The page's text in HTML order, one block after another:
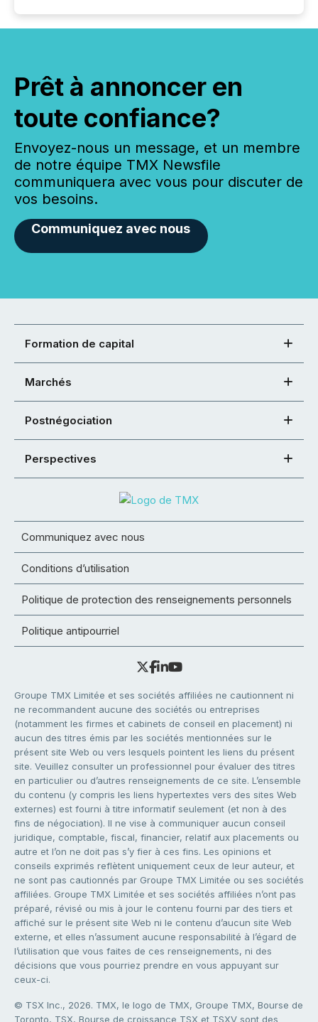
Prêt à annoncer en
toute confiance?
Envoyez-nous un message, et un membre
de notre équipe TMX Newsfile
communiquera avec vous pour discuter de
vos besoins.
Communiquez avec nous
Formation de capital
Marchés
Postnégociation
Perspectives
Communiquez avec nous
Conditions d’utilisation
Politique de protection des renseignements personnels
Politique antipourriel
Groupe TMX Limitée et ses sociétés affiliées ne cautionnent ni
ne recommandent aucune des sociétés ou entreprises
(notamment les firmes et cabinets de conseil en placement) ni
aucun des titres émis par les sociétés mentionnées sur le
présent site Web ou vers lesquels pointent les liens du présent
site. Veuillez consulter un professionnel pour évaluer des titres
en particulier ou d’autres renseignements de ce site. L’ensemble
du contenu (y compris les liens hypertextes vers des sites Web
externes) est fourni à titre informatif seulement (et non à des
fins de négociation). Il ne vise à communiquer aucun conseil
juridique, comptable, fiscal, financier, relatif aux placements ou
autre et l’on ne doit pas s’y fier à ces fins. Les opinions et
conseils exprimés reflètent uniquement ceux de leur auteur, et
ne sont pas cautionnés par Groupe TMX Limitée ou ses sociétés
affiliées. Groupe TMX Limitée et ses sociétés affiliées n’ont pas
préparé, révisé ou mis à jour le contenu fourni par des tiers et
affiché sur le présent site Web ni le contenu d’aucun site Web
externe, et elles n’assument aucune responsabilité à l’égard de
l’utilisation que vous faites de ces renseignements, ni des
décisions que vous pourriez prendre en vous appuyant sur
ceux-ci.
© TSX Inc., 2026. TMX, le logo de TMX, Groupe TMX, Bourse de
Toronto, TSX, Bourse de croissance TSX et TSXV sont des